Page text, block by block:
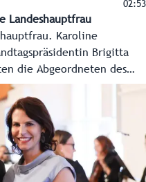
02:53
Landeshauptfrau
Karoline
Brigitta
die Abgeordneten des
für die neue
a.D. Wilfried Haslauer
emotionalen Rede und
Auch die erste
neue Landeshauptfrau